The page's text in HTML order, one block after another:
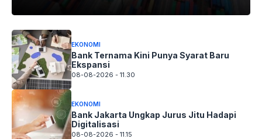
EKONOMI
Bank Ternama Kini Punya Syarat Baru
Ekspansi
08-08-2026 - 11.30
EKONOMI
Bank Jakarta Ungkap Jurus Jitu Hadapi
Digitalisasi
08-08-2026 - 11.15